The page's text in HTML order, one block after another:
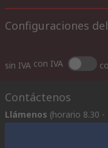
Configuraciones
sin IVA con IVA
Contáctenos
Llámenos (horario 8.30 -